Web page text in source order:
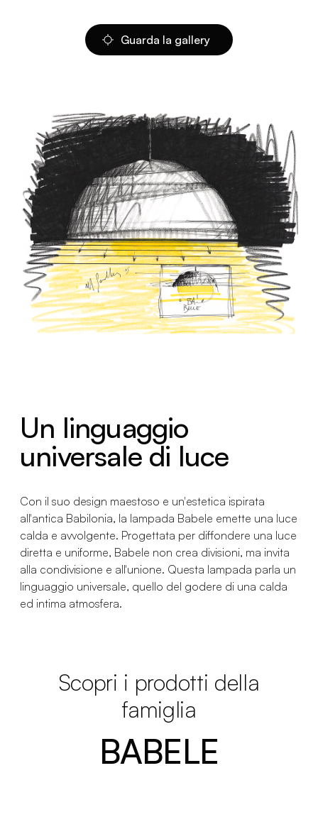
Guarda la gallery
Un linguaggio
universale di luce
Con il suo design maestoso e un'estetica ispirata
all'antica Babilonia, la lampada Babele emette una luce
calda e avvolgente. Progettata per diffondere una luce
diretta e uniforme, Babele non crea divisioni, ma invita
alla condivisione e all'unione. Questa lampada parla un
linguaggio universale, quello del godere di una calda
ed intima atmosfera.
Scopri i prodotti della
famiglia
BABELE